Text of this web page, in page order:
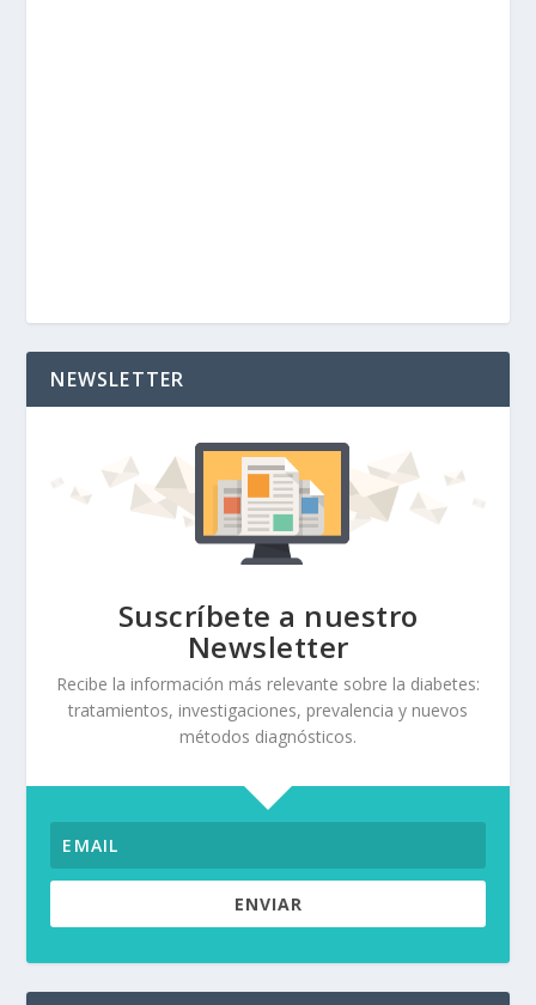
NEWSLETTER
Suscríbete a nuestro
Newsletter
Recibe la información más relevante sobre la diabetes:
tratamientos, investigaciones, prevalencia y nuevos
métodos diagnósticos.
ENVIAR